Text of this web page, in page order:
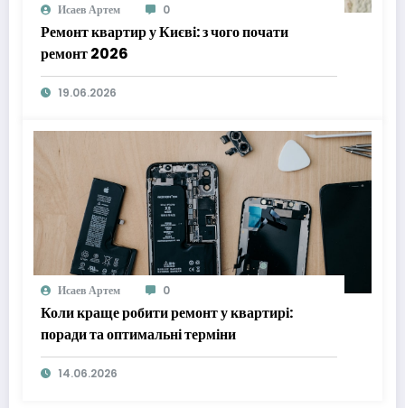
Исаев Артем 0
Ремонт квартир у Києві: з чого почати
ремонт 2026
19.06.2026
Исаев Артем 0
Коли краще робити ремонт у квартирі:
поради та оптимальні терміни
14.06.2026